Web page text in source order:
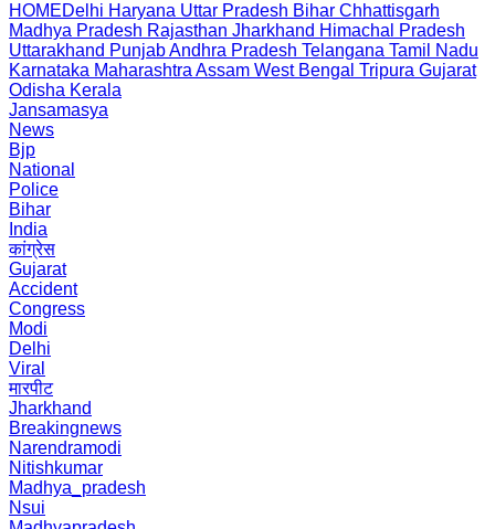
HOMEDelhi Haryana Uttar Pradesh Bihar Chhattisgarh
Madhya Pradesh Rajasthan Jharkhand Himachal Pradesh
Uttarakhand PunjabAndhra Pradesh Telangana Tamil Nadu
Karnataka Maharashtra Assam West Bengal Tripura Gujarat
Odisha Kerala
Jansamasya
News
Bjp
National
Police
Bihar
India
कांग्रेस
Gujarat
Accident
Congress
Modi
Delhi
Viral
मारपीट
Jharkhand
Breakingnews
Narendramodi
Nitishkumar
Madhya_pradesh
Nsui